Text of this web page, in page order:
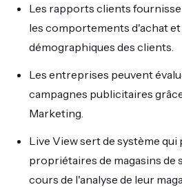
Les rapports clients
les comportements d'achat
démographiques des clients.
Les entreprises peuvent
campagnes publicitaires
Marketing.
Live View sert de système qui
propriétaires de magasins de
cours de l'analyse de leur